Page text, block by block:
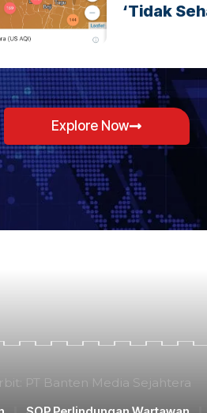
‘Tidak
Explore Now
PT Banten Media Sejahtera